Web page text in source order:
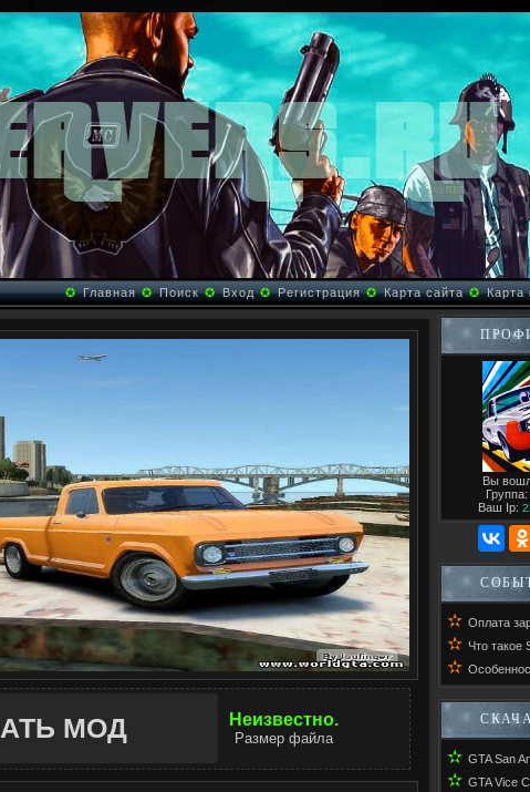
✪Главная✪Поиск✪Вход✪Регистрация✪Карта сайта✪
МОД Неизвестно.
Размер файла
Вы
Группа:
Ваш Ip:
✫ Оплата
✫ Что такое
✫
✫ GTA San
✫ GTA Vice